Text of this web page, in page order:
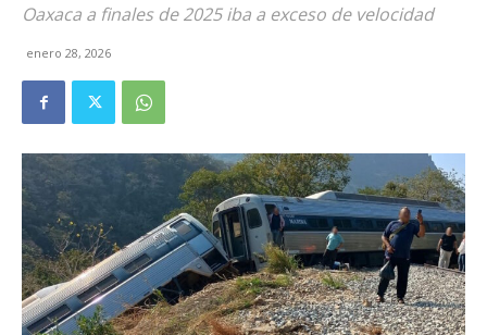
Oaxaca a finales de 2025 iba a exceso de velocidad
enero 28, 2026